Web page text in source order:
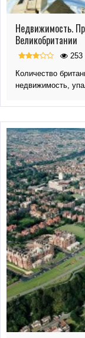
Недвижимость.
Великобритании
253
Количество
недвижимость,